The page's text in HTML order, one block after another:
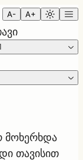
A- A+
მოხერხდა
თავისით